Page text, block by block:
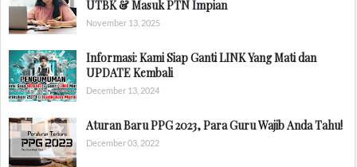
UTBK & Masuk PTN Impian
November 13, 2025
Informasi: Kami Siap Ganti LINK Yang Mati dan
UPDATE Kembali
December 13, 2024
Aturan Baru PPG 2023, Para Guru Wajib Anda Tahu!
December 03, 2022